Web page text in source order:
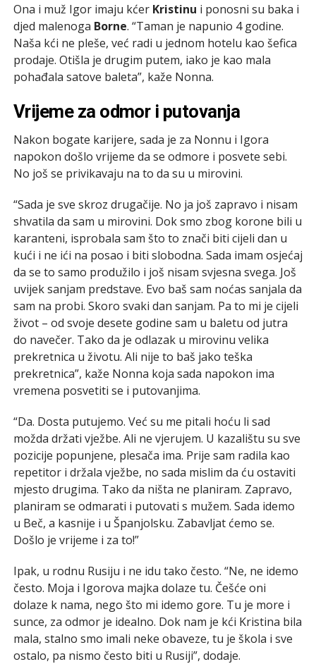
Ona i muž Igor imaju kćer Kristinu i ponosni su baka i
djed malenoga Borne. “Taman je napunio 4 godine.
Naša kći ne pleše, već radi u jednom hotelu kao šefica
prodaje. Otišla je drugim putem, iako je kao mala
pohađala satove baleta”, kaže Nonna.
Vrijeme za odmor i putovanja
Nakon bogate karijere, sada je za Nonnu i Igora
napokon došlo vrijeme da se odmore i posvete sebi.
No još se privikavaju na to da su u mirovini.
“Sada je sve skroz drugačije. No ja još zapravo i nisam
shvatila da sam u mirovini. Dok smo zbog korone bili u
karanteni, isprobala sam što to znači biti cijeli dan u
kući i ne ići na posao i biti slobodna. Sada imam osjećaj
da se to samo produžilo i još nisam svjesna svega. Još
uvijek sanjam predstave. Evo baš sam noćas sanjala da
sam na probi. Skoro svaki dan sanjam. Pa to mi je cijeli
život – od svoje desete godine sam u baletu od jutra
do navečer. Tako da je odlazak u mirovinu velika
prekretnica u životu. Ali nije to baš jako teška
prekretnica”, kaže Nonna koja sada napokon ima
vremena posvetiti se i putovanjima.
“Da. Dosta putujemo. Već su me pitali hoću li sad
možda držati vježbe. Ali ne vjerujem. U kazalištu su sve
pozicije popunjene, plesača ima. Prije sam radila kao
repetitor i držala vježbe, no sada mislim da ću ostaviti
mjesto drugima. Tako da ništa ne planiram. Zapravo,
planiram se odmarati i putovati s mužem. Sada idemo
u Beč, a kasnije i u Španjolsku. Zabavljat ćemo se.
Došlo je vrijeme i za to!”
Ipak, u rodnu Rusiju i ne idu tako često. “Ne, ne idemo
često. Moja i Igorova majka dolaze tu. Češće oni
dolaze k nama, nego što mi idemo gore. Tu je more i
sunce, za odmor je idealno. Dok nam je kći Kristina bila
mala, stalno smo imali neke obaveze, tu je škola i sve
ostalo, pa nismo često biti u Rusiji”, dodaje.